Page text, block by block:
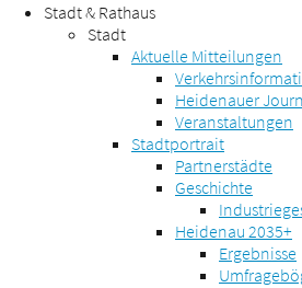
Stadt & Rathaus
Stadt
Aktuelle Mitteilungen
Heidenauer
Veranstaltungen
Stadtportrait
Partnerstädte
Geschichte
Heidenau 2035+
Ergebnisse